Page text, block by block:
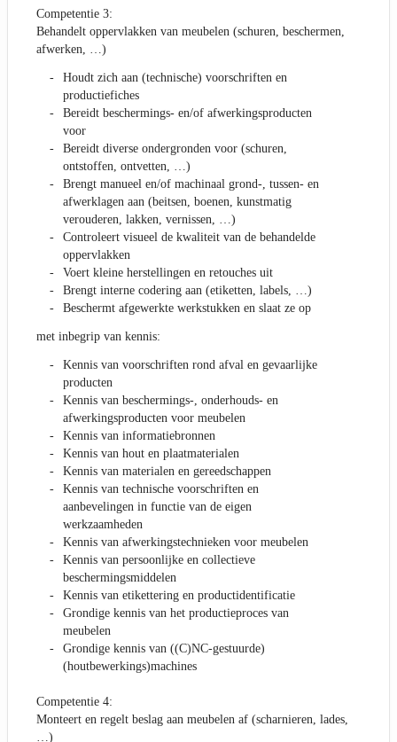
Competentie 3:
Behandelt oppervlakken van meubelen (schuren, beschermen,
afwerken, …)
Houdt zich aan (technische) voorschriften en
productiefiches
Bereidt beschermings- en/of afwerkingsproducten
voor
Bereidt diverse ondergronden voor (schuren,
ontstoffen, ontvetten, …)
Brengt manueel en/of machinaal grond-, tussen- en
afwerklagen aan (beitsen, boenen, kunstmatig
verouderen, lakken, vernissen, …)
Controleert visueel de kwaliteit van de behandelde
oppervlakken
Voert kleine herstellingen en retouches uit
Brengt interne codering aan (etiketten, labels, …)
Beschermt afgewerkte werkstukken en slaat ze op
met inbegrip van kennis:
Kennis van voorschriften rond afval en gevaarlijke
producten
Kennis van beschermings-, onderhouds- en
afwerkingsproducten voor meubelen
Kennis van informatiebronnen
Kennis van hout en plaatmaterialen
Kennis van materialen en gereedschappen
Kennis van technische voorschriften en
aanbevelingen in functie van de eigen
werkzaamheden
Kennis van afwerkingstechnieken voor meubelen
Kennis van persoonlijke en collectieve
beschermingsmiddelen
Kennis van etikettering en productidentificatie
Grondige kennis van het productieproces van
meubelen
Grondige kennis van ((C)NC-gestuurde)
(houtbewerkings)machines
Competentie 4:
Monteert en regelt beslag aan meubelen af (scharnieren, lades,
…)